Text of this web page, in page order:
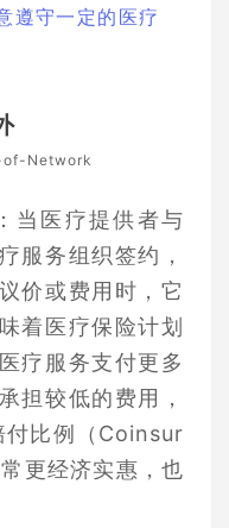
遵守一定的医疗
Network
：当医疗提供者与
服务组织签约，
价或费用时，它
着医疗保险计划
疗服务支付更多
担较低的费用，
比例（Coinsur
更经济实惠，也